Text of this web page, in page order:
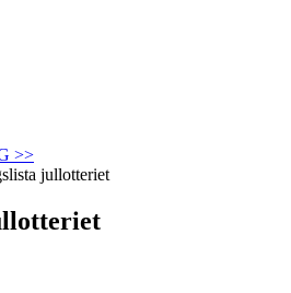
>>
jullotteriet